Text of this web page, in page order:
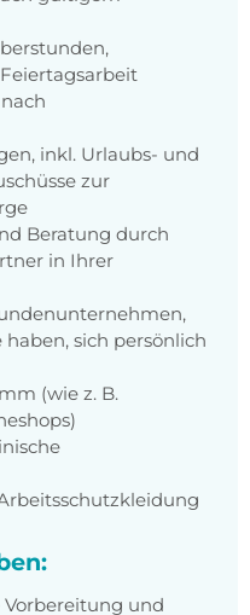
inkl. Urlaubs- und
zur
Beratung durch
in Ihrer
sich persönlich
(wie z. B.
Vorbereitung und